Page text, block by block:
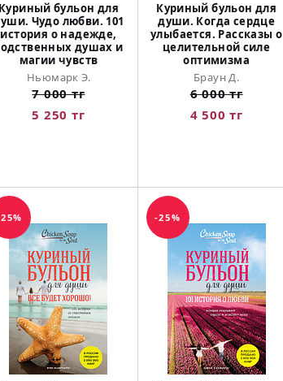
Куриный бульон для
Чудо любви. 101
история о надежде,
душах и
магии чувств
Ньюмарк Э.
7 000 тг
5 250 тг
Куриный бульон для
души. Когда сердце
улыбается. Рассказы о
целительной силе
оптимизма
Браун Д.
6 000 тг
4 500 тг
-25%